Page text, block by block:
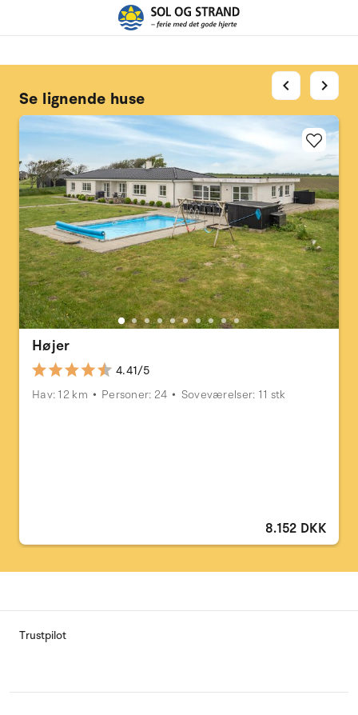
Se lignende huse
Højer
4.41/5
Hav: 12 km
Personer: 24 Soveværelser: 11 stk
8.152 DKK
chevron_left chevron_right
Trustpilot